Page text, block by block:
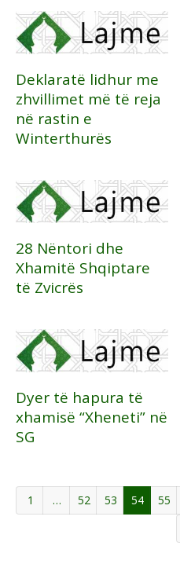
Deklaratë lidhur me
zhvillimet më të reja
në rastin e
Winterthurës
28 Nëntori dhe
Xhamitë Shqiptare
të Zvicrës
Dyer të hapura të
xhamisë “Xheneti” në
SG
1 … 52 53 54 55